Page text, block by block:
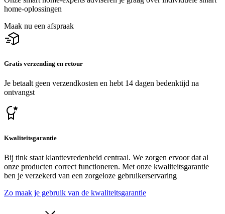
home-oplossingen
Maak nu een afspraak
Gratis verzending en retour
Je betaalt geen verzendkosten en hebt 14 dagen bedenktijd na
ontvangst
Kwaliteitsgarantie
Bij tink staat klanttevredenheid centraal. We zorgen ervoor dat al
onze producten correct functioneren. Met onze kwaliteitsgarantie
ben je verzekerd van een zorgeloze gebruikerservaring
Zo maak je gebruik van de kwaliteitsgarantie